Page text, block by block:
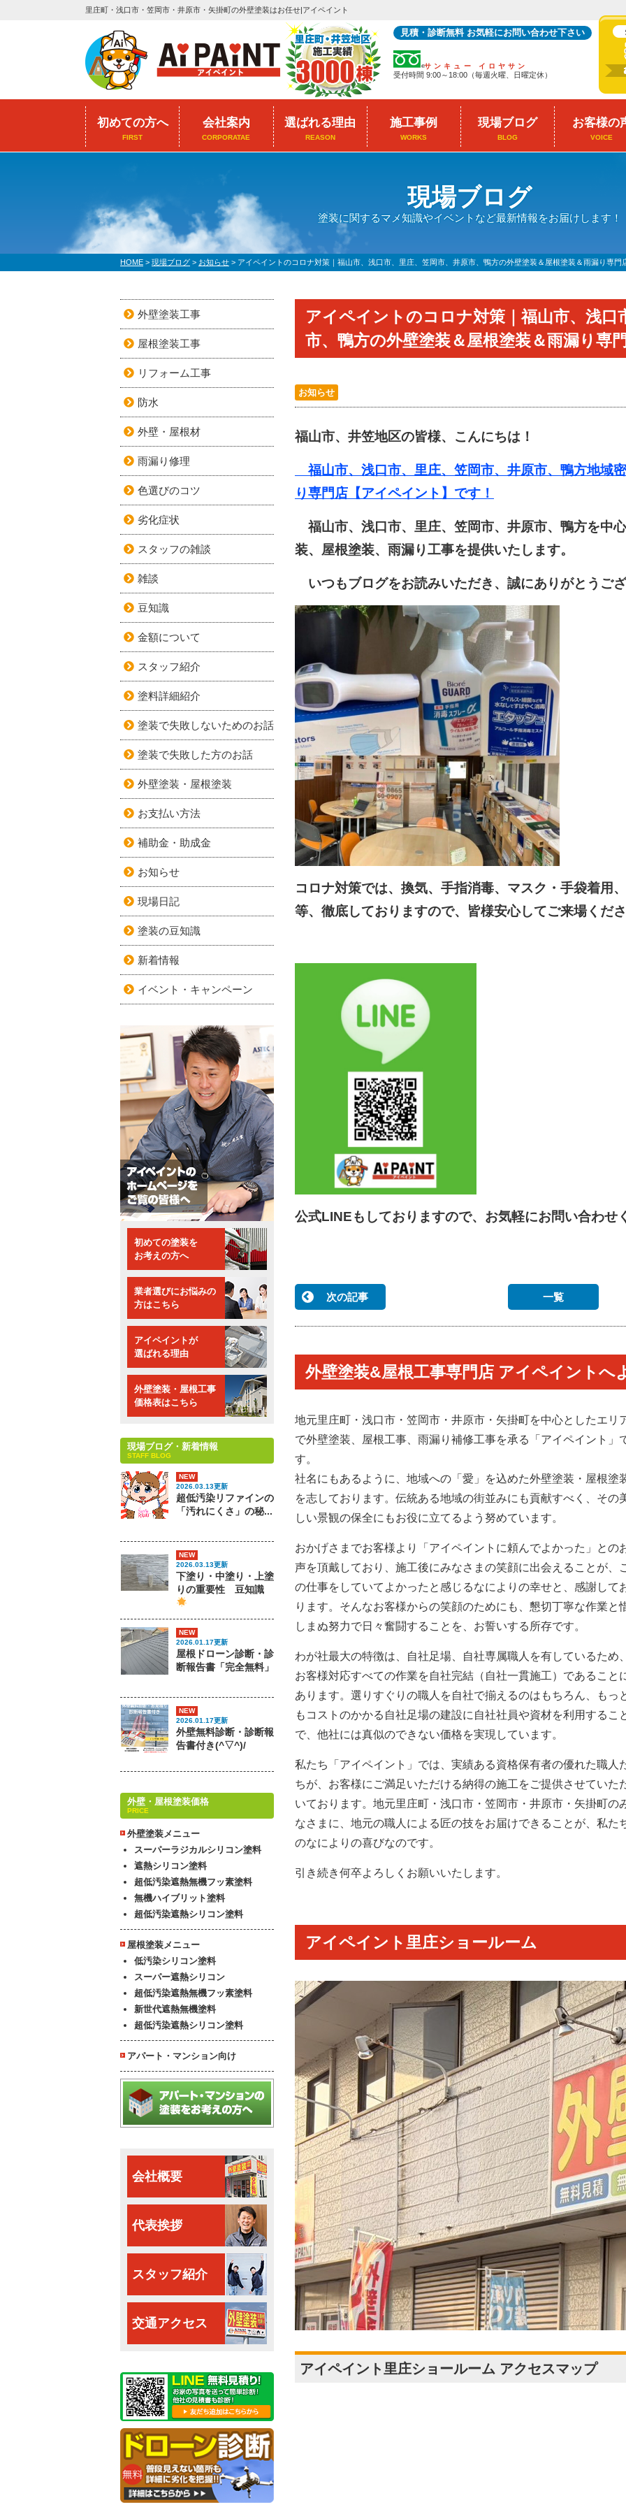
里庄町・浅口市・笠岡市・井原市・矢掛町の外壁塗装はお任せ|アイペイント
見積・診断無料 お気軽にお問い合わせ下さい
サンキュー イロヤサン
受付時間 9:00～18:00（毎週火曜、日曜定休）
初めての方へ
FIRST
会社案内
CORPORATAE
選ばれる理由
REASON
施工事例
WORKS
現場ブログ
BLOG
お客様の
VOICE
現場ブログ
塗装に関するマメ知識やイベントなど最新情報をお届けします！
HOME > 現場ブログ > お知らせ > アイペイントのコロナ対策｜福山市、浅口市、里庄、笠岡市、井原市、鴨方の外壁塗装＆屋根塗装＆雨漏り専門
アイペイントのコロナ対策｜福山市、浅口
市、鴨方の外壁塗装＆屋根塗装＆雨漏り専
お知らせ
福山市、井笠地区の皆様、こんにちは！
福山市、浅口市、里庄、笠岡市、井原市、鴨方地域
り専門店【アイペイント】です！
福山市、浅口市、里庄、笠岡市、井原市、鴨方を中
装、屋根塗装、雨漏り工事を提供いたします。
いつもブログをお読みいただき、誠にありがとうござ
コロナ対策では、換気、手指消毒、マスク・手袋着用
等、徹底しておりますので、皆様安心してご来場くだ
公式LINEもしておりますので、お気軽にお問い合わせ
次の記事 一覧
外壁塗装&屋根工事専門店 アイペイントへ
地元里庄町・浅口市・笠岡市・井原市・矢掛町を中心としたエリ
で外壁塗装、屋根工事、雨漏り補修工事を承る「アイペイント」
す。
社名にもあるように、地域への「愛」を込めた外壁塗装・屋根塗
を志しております。伝統ある地域の街並みにも貢献すべく、その
しい景観の保全にもお役に立てるよう努めています。
おかげさまでお客様より「アイペイントに頼んでよかった」との
声を頂戴しており、施工後にみなさまの笑顔に出会えることが、
の仕事をしていてよかったと感じるなによりの幸せと、感謝して
ります。そんなお客様からの笑顔のためにも、懇切丁寧な作業と
しまぬ努力で日々奮闘することを、お誓いする所存です。
わが社最大の特徴は、自社足場、自社専属職人を有しているため、
お客様対応すべての作業を自社完結（自社一貫施工）であること
あります。選りすぐりの職人を自社で揃えるのはもちろん、もっ
もコストのかかる自社足場の建設に自社社員や資材を利用するこ
で、他社には真似のできない価格を実現しています。
私たち「アイペイント」では、実績ある資格保有者の優れた職人
ちが、お客様にご満足いただける納得の施工をご提供させていた
いております。地元里庄町・浅口市・笠岡市・井原市・矢掛町の
なさまに、地元の職人による匠の技をお届けできることが、私た
のなによりの喜びなのです。
引き続き何卒よろしくお願いいたします。
アイペイント里庄ショールーム
アイペイント里庄ショールーム アクセスマップ
外壁塗装工事
屋根塗装工事
リフォーム工事
防水
外壁・屋根材
雨漏り修理
色選びのコツ
劣化症状
スタッフの雑談
雑談
豆知識
金額について
スタッフ紹介
塗料詳細紹介
塗装で失敗しないためのお話
塗装で失敗した方のお話
外壁塗装・屋根塗装
お支払い方法
補助金・助成金
お知らせ
現場日記
塗装の豆知識
新着情報
イベント・キャンペーン
初めての塗装を
お考えの方へ
業者選びにお悩みの
方はこちら
アイペイントが
選ばれる理由
外壁塗装・屋根工事
価格表はこちら
現場ブログ・新着情報
STAFF BLOG
NEW
2026.03.13更新
超低汚染リファインの
「汚れにくさ」の秘...
NEW
2026.03.13更新
下塗り・中塗り・上塗
りの重要性 豆知識
NEW
2026.01.17更新
屋根ドローン診断・診
断報告書「完全無料」
NEW
2026.01.17更新
外壁無料診断・診断報
告書付き(^▽^)/
外壁・屋根塗装価格
PRICE
外壁塗装メニュー
スーパーラジカルシリコン塗料
遮熱シリコン塗料
超低汚染遮熱無機フッ素塗料
無機ハイブリット塗料
超低汚染遮熱シリコン塗料
屋根塗装メニュー
低汚染シリコン塗料
スーパー遮熱シリコン
超低汚染遮熱無機フッ素塗料
新世代遮熱無機塗料
超低汚染遮熱シリコン塗料
アパート・マンション向け
会社概要
代表挨拶
スタッフ紹介
交通アクセス